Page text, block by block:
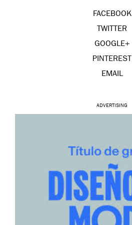
FACEBOOK
TWITTER
GOOGLE+
PINTEREST
EMAIL
ADVERTISING